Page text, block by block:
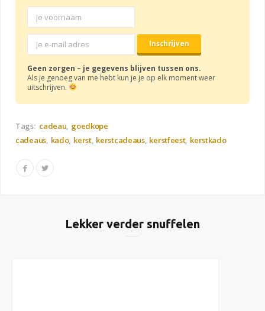
Geen zorgen – je gegevens blijven tussen ons.
Als je genoeg van me hebt kun je je op elk moment weer
uitschrijven.
Tags: cadeau goedkope
cadeaus kado kerst kerstcadeaus kerstfeest kerstkado
Lekker verder snuffelen